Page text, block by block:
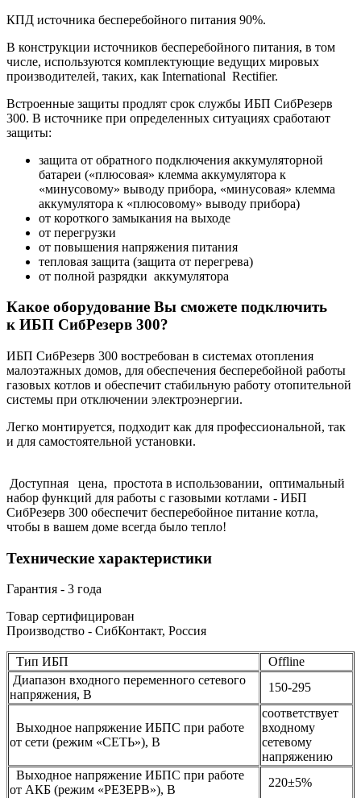
КПД источника бесперебойного питания 90%.
В конструкции источников бесперебойного питания, в том
числе, используются комплектующие ведущих мировых
производителей, таких, как International Rectifier.
Встроенные защиты продлят срок службы ИБП СибРезерв
300. В источнике при определенных ситуациях сработают
защиты:
защита от обратного подключения аккумуляторной
батареи («плюсовая» клемма аккумулятора к
«минусовому» выводу прибора, «минусовая» клемма
аккумулятора к «плюсовому» выводу прибора)
от короткого замыкания на выходе
от перегрузки
от повышения напряжения питания
тепловая защита (защита от перегрева)
от полной разрядки аккумулятора
Какое оборудование Вы сможете подключить
к ИБП СибРезерв 300?
ИБП СибРезерв 300 востребован в системах отопления
малоэтажных домов, для обеспечения бесперебойной работы
газовых котлов и обеспечит стабильную работу отопительной
системы при отключении электроэнергии.
Легко монтируется, подходит как для профессиональной, так
и для самостоятельной установки.
Доступная цена, простота в использовании, оптимальный
набор функций для работы с газовыми котлами - ИБП
СибРезерв 300 обеспечит бесперебойное питание котла,
чтобы в вашем доме всегда было тепло!
Технические характеристики
Гарантия - 3 года
Товар сертифицирован
Производство - СибКонтакт, Россия
Тип ИБП
Offline
Диапазон входного переменного сетевого
напряжения, В
150-295
Выходное напряжение ИБПС при работе
от сети (режим «СЕТЬ»), В
соответствует
входному
сетевому
напряжению
Выходное напряжение ИБПС при работе
от АКБ (режим «РЕЗЕРВ»), В
220±5%